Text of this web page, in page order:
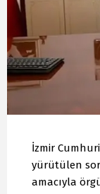
İzmir
yürütülen
amacıyla